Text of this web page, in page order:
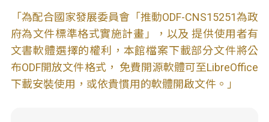
「為配合國家發展委員會「推動ODF-CNS15251為政
府為文件標準格式實施計畫」，以及 提供使用者有
文書軟體選擇的權利，本館檔案下載部分文件將公
布ODF開放文件格式， 免費開源軟體可至LibreOffice
下載安裝使用，或依貴慣用的軟體開啟文件。」